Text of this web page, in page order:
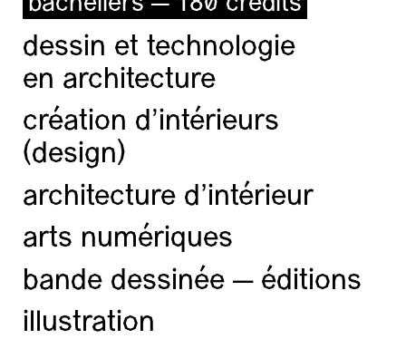
dessin et technologie
en architecture
création d'intérieurs
(design)
architecture d’intérieur
arts numériques
bande dessinée — éditions
illustration